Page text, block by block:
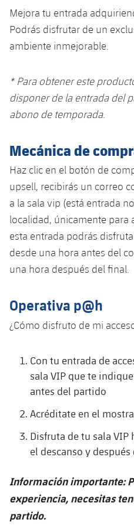
plusicon
más
Spotify Camp Nou
Estadi Johan Cruyff
Barça Cafe
plusicon
más
Servicios
Servicios Médicos
Accesibilidad
plusicon
Acreditaciones
Instalaciones
SUB13
SUB12
SUB11 A
SUB11 B
SUB10 B
SUB9 A
SUB9 B
SUB8 A
SUB13 B
SUB11 C
Entradas
Clasificación
Jugadores
Historia
Palmarés
Barça Atlètic
Cadete A
Cadete B
Infantil A
Infantil B
Mini
PLUSICON
MÁS
Actualidad
Entradas
Resultados
Clasificaciones
Jugadores
Fotos
Historia
Barça Atlètic
plusicon
más
Resultados
Clasificaciones
Jugadores
Actualidad
Juvenil
Cadete A
Cadete B
Infantil B
PLUSICON
MÁS
Primer equipo
plusicon
más
Actualidad
Calendario
Resultados
Jugadors
Palmarés
Barça Atlètic
plusicon
más
Resultados
Clasificaciones
Base
plusicon
más
Juvenil
Infantil
Alevín
Primer equipo
plusicon
más
Actualidad
Calendario
Entradas
Resultados
Clasificaciones
Barça Atlètic
plusicon
más
Actualidad
Calendario
Resultados
Actualidad
Barça C
Campus Verano
PLUSICON
MÁS
Información general
plusicon
más
Mejora tu entrada
Podrás disfrutar de un
ambiente inmejorable.
* Para obtener este
disponer de la entrada del
abono de temporada.
Mecánica de
Haz clic en el botón de
upsell, recibirás un correo
a la sala vip (está entrada
localidad, únicamente para
esta entrada podrás
desde una hora antes del
una hora después del final.
Operativa p@h
¿Cómo disfruto de mi
Con tu entrada de
sala VIP que te
antes del partido
Acréditate en el
Disfruta de tu sala
el descanso y
Información importante:
experiencia, necesitas
partido.